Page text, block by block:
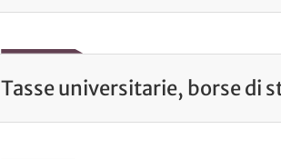
Tasse universitarie, borse di